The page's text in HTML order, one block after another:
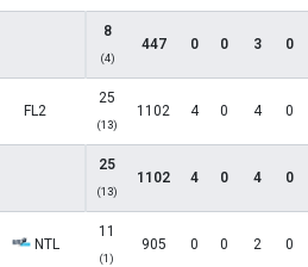
8
(4)
447 0 0 3 0
FL2
25
(13)
1102 4 0 4 0
25
(13)
1102 4 0 4 0
NTL
11
(1)
905 0 0 2 0